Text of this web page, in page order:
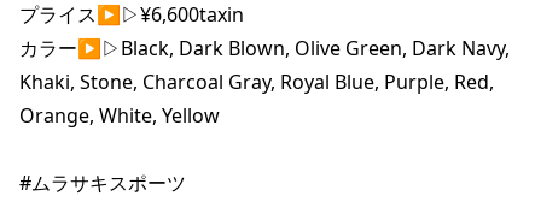
プライス▶︎▷¥6,600taxin
カラー▶︎▷Black, Dark Blown, Olive Green, Dark Navy,
Khaki, Stone, Charcoal Gray, Royal Blue, Purple, Red,
Orange, White, Yellow
#ムラサキスポーツ